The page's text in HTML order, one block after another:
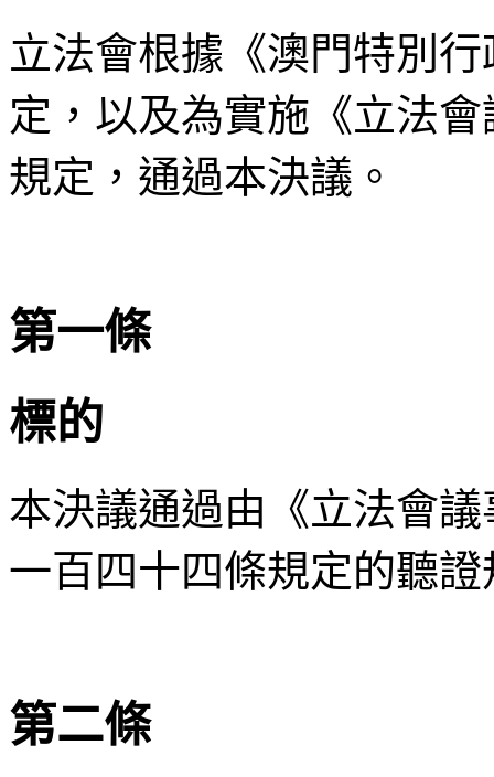
立法會根據《澳門特別
定，以及為實施《立法
規定，通過本決議。
第一條
標的
本決議通過由《立法會
一百四十四條規定的聽證
第二條